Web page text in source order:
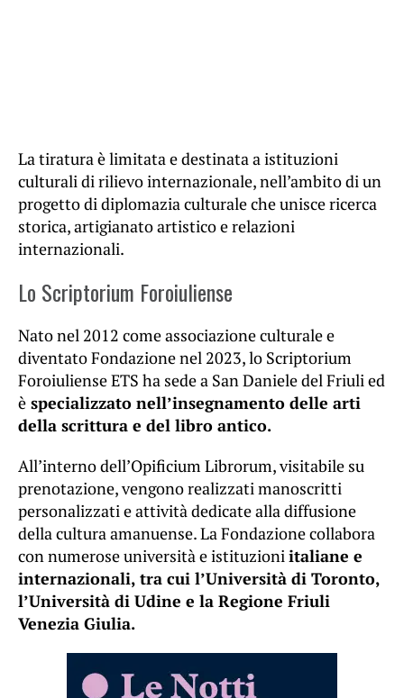
La tiratura è limitata e destinata a istituzioni
culturali di rilievo internazionale, nell’ambito di un
progetto di diplomazia culturale che unisce ricerca
storica, artigianato artistico e relazioni
internazionali.
Lo Scriptorium Foroiuliense
Nato nel 2012 come associazione culturale e
diventato Fondazione nel 2023, lo Scriptorium
Foroiuliense ETS ha sede a San Daniele del Friuli ed
è specializzato nell’insegnamento delle arti
della scrittura e del libro antico.
All’interno dell’Opificium Librorum, visitabile su
prenotazione, vengono realizzati manoscritti
personalizzati e attività dedicate alla diffusione
della cultura amanuense. La Fondazione collabora
con numerose università e istituzioniitaliane e
internazionali, tra cui l’Università di Toronto,
l’Università di Udine e la Regione Friuli
Venezia Giulia.